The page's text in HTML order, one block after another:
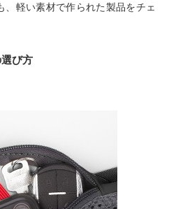
、軽い素材で作られた製品をチェ
び方